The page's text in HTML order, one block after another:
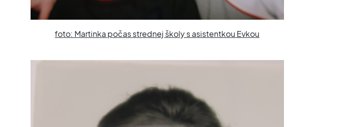
foto: Martinka počas strednej školy s asistentkou Evkou